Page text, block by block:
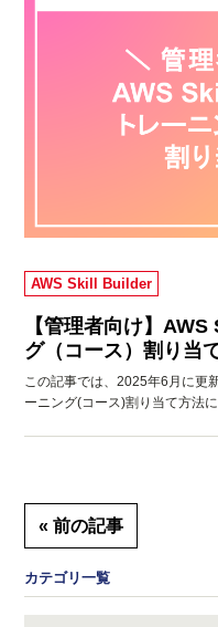
AWS Skill Builder
【管理者向け】
グ（コース）割り当
この記事では、2025年6月に更
ーニング(コース)割り当て方法
« 前の記事
カテゴリ一覧